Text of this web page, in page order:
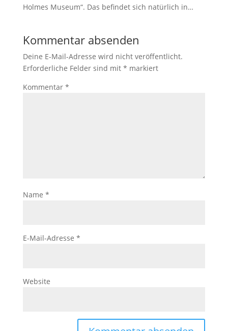
Holmes Museum“. Das befindet sich natürlich in…
Kommentar absenden
Deine E-Mail-Adresse wird nicht veröffentlicht.
Erforderliche Felder sind mit * markiert
Kommentar *
Name *
E-Mail-Adresse *
Website